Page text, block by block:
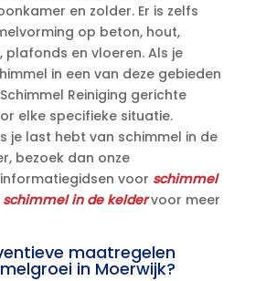
en zolder.​ Er is zelfs
op beton, hout,
plafonds en vloeren.​ Als je
in een van deze gebieden
Reiniging gerichte
elke specifieke situatie.​
je last hebt van schimmel in de
bezoek dan onze
voor schimmel
schimmel in de keldervoor meer
maatregelen
in Moerwijk?